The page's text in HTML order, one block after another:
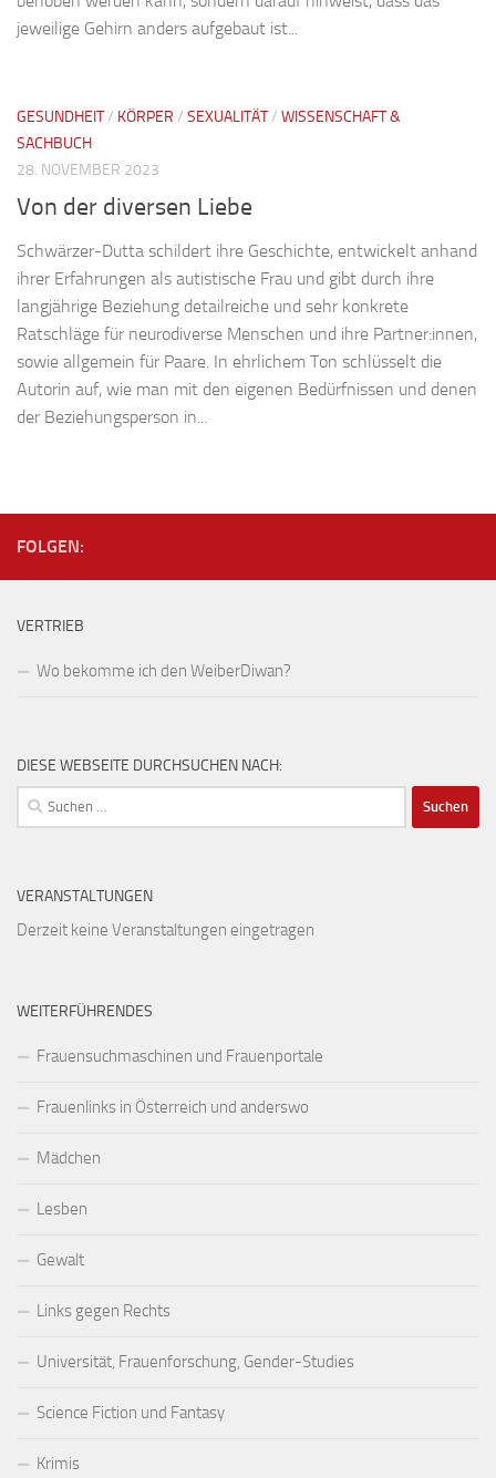
jeweilige Gehirn anders aufgebaut ist...
GESUNDHEIT/ KÖRPER / SEXUALITÄT/ WISSENSCHAFT &
SACHBUCH
28. NOVEMBER 2023
Von der diversen Liebe
Schwärzer-Dutta schildert ihre Geschichte, entwickelt anhand
ihrer Erfahrungen als autistische Frau und gibt durch ihre
langjährige Beziehung detailreiche und sehr konkrete
Ratschläge für neurodiverse Menschen und ihre Partner:innen,
sowie allgemein für Paare. In ehrlichem Ton schlüsselt die
Autorin auf, wie man mit den eigenen Bedürfnissen und denen
der Beziehungsperson in...
FOLGEN:
VERTRIEB
Wo bekomme ich den WeiberDiwan?
DIESE WEBSEITE DURCHSUCHEN NACH:
Suchen
nach:
VERANSTALTUNGEN
Derzeit keine Veranstaltungen eingetragen
WEITERFÜHRENDES
Frauensuchmaschinen und Frauenportale
Frauenlinks in Österreich und anderswo
Mädchen
Lesben
Gewalt
Links gegen Rechts
Universität, Frauenforschung, Gender-Studies
Science Fiction und Fantasy
Krimis